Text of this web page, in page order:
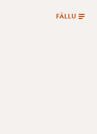
FÁLLU